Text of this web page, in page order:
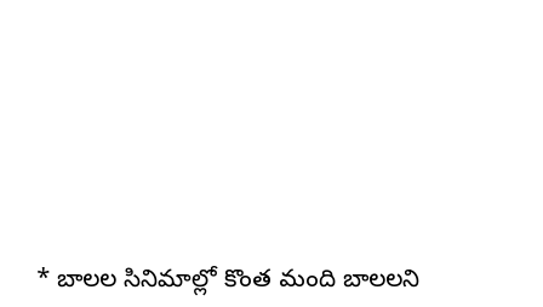
* బాలల సినిమాల్లో కొంత మంది బాలలని